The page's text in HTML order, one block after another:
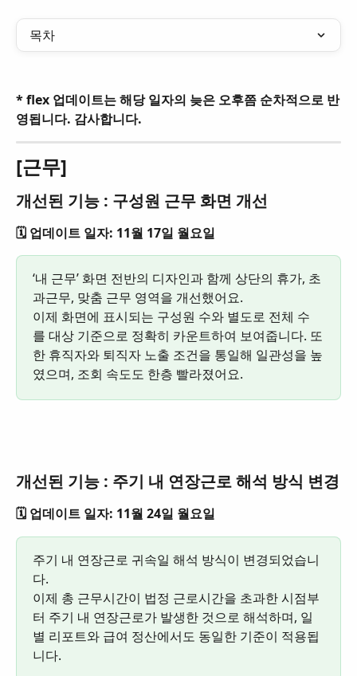
목차
* flex 업데이트는 해당 일자의 늦은 오후쯤 순차적으로 반
영됩니다. 감사합니다.
[근무]
개선된 기능 : 구성원 근무 화면 개선
🗓️ 업데이트 일자: 11월 17일 월요일
‘내 근무’ 화면 전반의 디자인과 함께 상단의 휴가, 초
과근무, 맞춤 근무 영역을 개선했어요.
이제 화면에 표시되는 구성원 수와 별도로 전체 수
를 대상 기준으로 정확히 카운트하여 보여줍니다. 또
한 휴직자와 퇴직자 노출 조건을 통일해 일관성을 높
였으며, 조회 속도도 한층 빨라졌어요.
개선된 기능 : 주기 내 연장근로 해석 방식 변경
🗓️ 업데이트 일자: 11월 24일 월요일
주기 내 연장근로 귀속일 해석 방식이 변경되었습니
다.
이제 총 근무시간이 법정 근로시간을 초과한 시점부
터 주기 내 연장근로가 발생한 것으로 해석하며, 일
별 리포트와 급여 정산에서도 동일한 기준이 적용됩
니다.